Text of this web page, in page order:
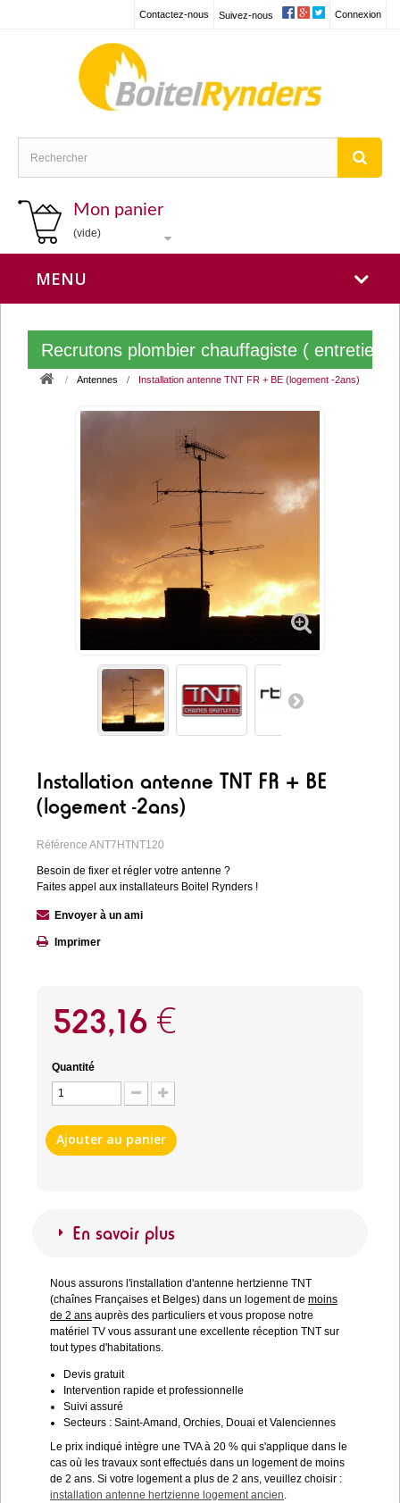
Connexion
Suivez-nous
Contactez-nous
Mon panier
(vide)
MENU
Recrutons plombier chauffagiste ( entretien
Antennes Installation antenne TNT FR + BE (logement -2ans)
Installation antenne TNT FR + BE
(logement -2ans)
Référence ANT7HTNT120
Besoin de fixer et régler votre antenne ?
Faites appel aux installateurs Boitel Rynders !
Envoyer à un ami
Imprimer
523,16 €
Quantité
Ajouter au panier
En savoir plus
Nous assurons l'installation d'antenne hertzienne TNT
(chaînes Françaises et Belges) dans un logement de moins
de 2 ans auprès des particuliers et vous propose notre
matériel TV vous assurant une excellente réception TNT sur
tout types d'habitations.
Devis gratuit
Intervention rapide et professionnelle
Suivi assuré
Secteurs : Saint-Amand, Orchies, Douai et Valenciennes
Le prix indiqué intègre une TVA à 20 % qui s'applique dans le
cas où les travaux sont effectués dans un logement de moins
de 2 ans. Si votre logement a plus de 2 ans, veuillez choisir :
installation antenne hertzienne logement ancien.